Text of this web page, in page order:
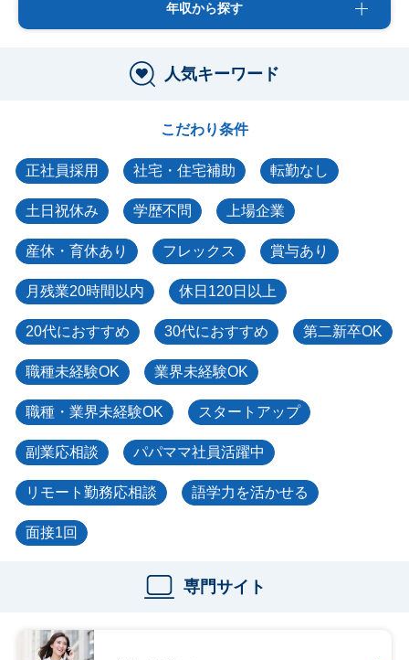
年収から探す
人気キーワード
こだわり条件
正社員採用 社宅・住宅補助 転勤なし
土日祝休み 学歴不問 上場企業
産休・育休あり フレックス 賞与あり
月残業20時間以内 休日120日以上
20代におすすめ 30代におすすめ 第二新卒OK
職種未経験OK 業界未経験OK
職種・業界未経験OK スタートアップ
副業応相談 パパママ社員活躍中
リモート勤務応相談 語学力を活かせる
面接1回
専門サイト